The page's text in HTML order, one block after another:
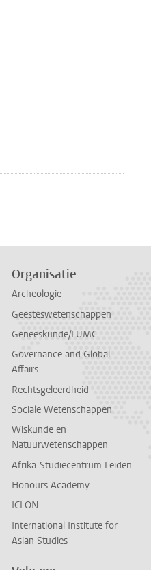
Mastodon
Organisatie
Archeologie
Geesteswetenschappen
Geneeskunde/LUMC
Governance and Global
Affairs
Rechtsgeleerdheid
Sociale Wetenschappen
Wiskunde en
Natuurwetenschappen
Afrika-Studiecentrum Leiden
Honours Academy
ICLON
International Institute for
Asian Studies